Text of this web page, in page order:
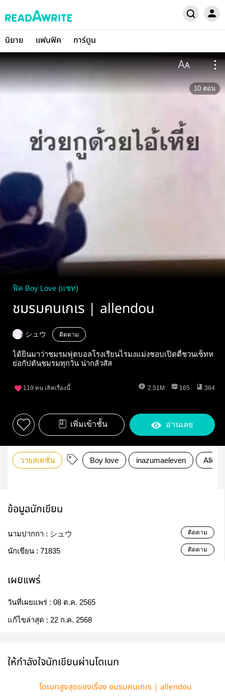
นิยาย แฟนฟิค การ์ตูน
10 ตอน
ฟิค Boy Love (แชท)
ชมรมคนเกเร | allendou
シュウ ติดตาม
ได้ยินมาว่าชมรมฟุตบอลโรงเรียนไรมงแม่งชอบเปิดตี้ชวนเซ็ทห
ย่อกัปตันชมรมทุกวัน น่ากลัวสัส
119 คน เลิฟเรื่องนี้ 2.51M 165 364
เพิ่มเข้าชั้น อ่านเลย
วายสเตชั่น Boy love inazumaeleven
ข้อมูลนักเขียน
นามปากกา : シュウ ติดตาม
นักเขียน : 71835 ติดตาม
เผยแพร่
วันที่เผยแพร่ : 08 ต.ค. 2565
แก้ไขล่าสุด : 22 ก.ค. 2568
ให้กำลังใจนักเขียนผ่านโดเนท
โดเนทสูงสุดของเรื่อง ชมรมคนเกเร | allendou